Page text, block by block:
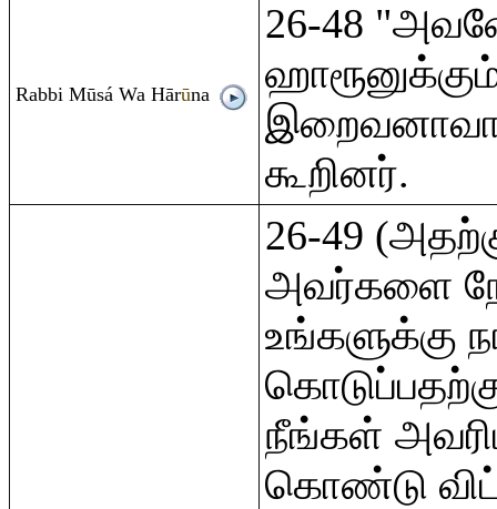
Rabbi Mūsá Wa Hārūna
26-48
கூறினர்.
26-49
அவர்களை
உங்களுக்கு
நீங்கள்
கொண்டு